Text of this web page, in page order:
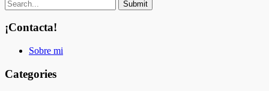
¡Contacta!
Sobre mi
Categories